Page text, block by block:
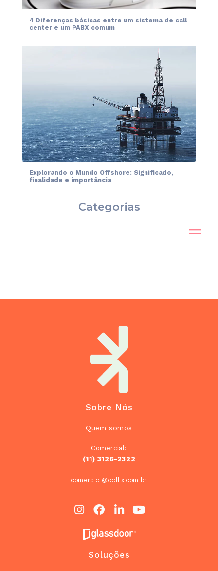
4 Diferenças básicas entre um sistema de call
center e um PABX comum
Explorando o Mundo Offshore: Significado,
finalidade e importância
Categorias
Sobre Nós
Quem somos
Comercial:
(11) 3126-2322
comercial@callix.com.br
Soluções